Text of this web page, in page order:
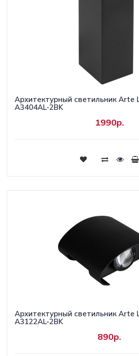
Архитектурный светильник
A3404AL-2BK
1990р.
Купить
Архитектурный светильник Arte
A3122AL-2BK
890р.